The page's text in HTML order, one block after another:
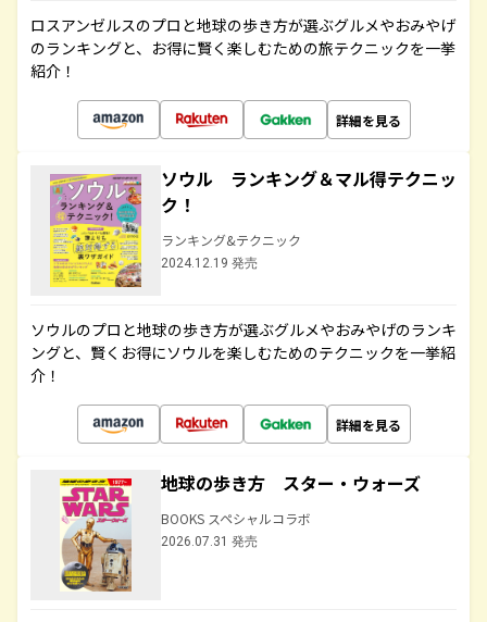
ロスアンゼルスのプロと地球の歩き方が選ぶグルメやおみやげ
のランキングと、お得に賢く楽しむための旅テクニックを一挙
紹介！
詳細を見る
ソウル ランキング＆マル得テクニッ
ク！
ランキング&テクニック
2024.12.19 発売
ソウルのプロと地球の歩き方が選ぶグルメやおみやげのランキ
ングと、賢くお得にソウルを楽しむためのテクニックを一挙紹
介！
詳細を見る
地球の歩き方 スター・ウォーズ
BOOKS スペシャルコラボ
2026.07.31 発売